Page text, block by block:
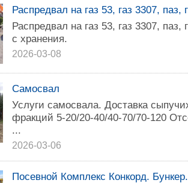
Распредвал на газ 53, газ 3307, паз,
Распредвал на газ 53, газ 3307,
с хранения.
2026-03-08
Самосвал
Услуги самосвала. Доставка
фракций 5-20/20-40/40-70/70-120
...
2026-03-06
Посевной Комплекс Конкорд. Бункер.